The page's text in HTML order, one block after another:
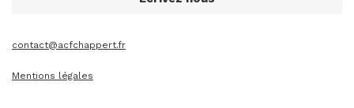
contact@acfchappert.fr
Mentions légales